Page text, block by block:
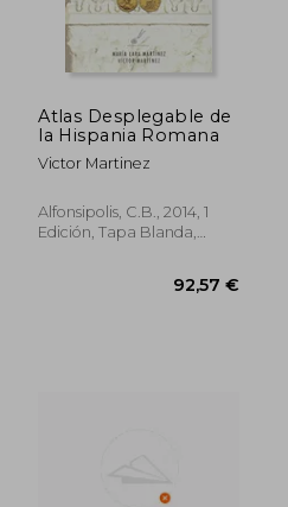
dcto. 31,39 €
Atlas Desplegable de
la Hispania Romana
Victor Martinez
Alfonsipolis, C.B., 2014, 1
Edición, Tapa Blanda,